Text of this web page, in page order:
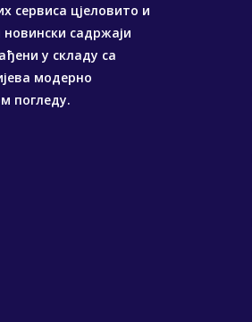
сервиса цјеловито и
садржаји
у складу са
модерно
погледу.